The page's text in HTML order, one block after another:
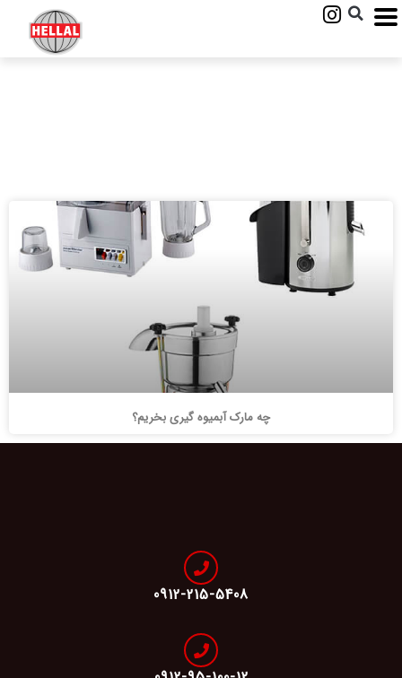
چه مارک آبمیوه گیری بخریم؟
0912-215-5408